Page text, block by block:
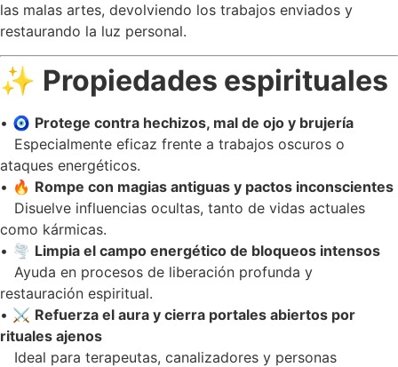
las malas artes, devolviendo los trabajos enviados y
restaurando la luz personal.
✨ Propiedades espirituales
• 🧿 Protege contra hechizos, mal de ojo y brujería
Especialmente eficaz frente a trabajos oscuros o
ataques energéticos.
• 🔥 Rompe con magias antiguas y pactos inconscientes
Disuelve influencias ocultas, tanto de vidas actuales
como kármicas.
• 🌪️ Limpia el campo energético de bloqueos intensos
Ayuda en procesos de liberación profunda y
restauración espiritual.
• ⚔️ Refuerza el aura y cierra portales abiertos por
rituales ajenos
Ideal para terapeutas, canalizadores y personas